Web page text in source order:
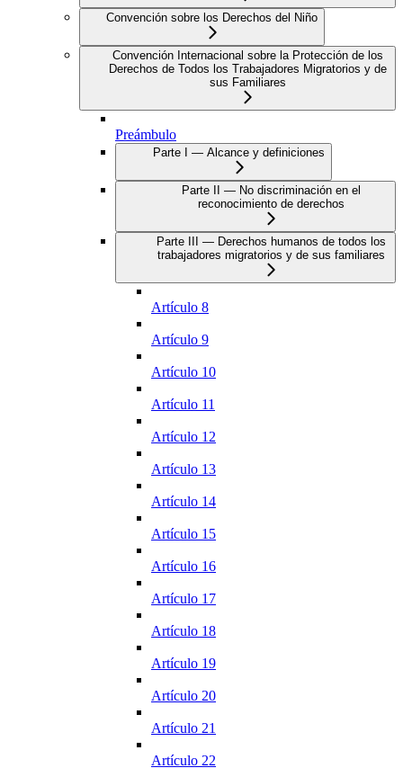
Convención sobre los Derechos del Niño
Convención Internacional sobre la Protección de los
Derechos de Todos los Trabajadores Migratorios y de
sus Familiares
Preámbulo
Parte I — Alcance y definiciones
Parte II — No discriminación en el
reconocimiento de derechos
Parte III — Derechos humanos de todos los
trabajadores migratorios y de sus familiares
Artículo 8
Artículo 9
Artículo 10
Artículo 11
Artículo 12
Artículo 13
Artículo 14
Artículo 15
Artículo 16
Artículo 17
Artículo 18
Artículo 19
Artículo 20
Artículo 21
Artículo 22